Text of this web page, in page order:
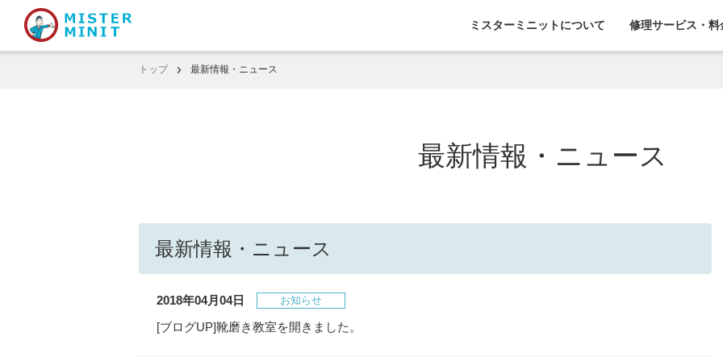
ミスターミニットについて 修理サービス・料
トップ 最新情報・ニュース
最新情報・ニュース
最新情報・ニュース
2018年04月04日 お知らせ
[ブログUP]靴磨き教室を開きました。